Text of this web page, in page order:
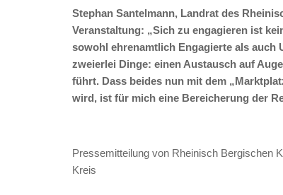
Stephan Santelmann, Landrat des
Veranstaltung: „Sich zu engagieren ist
sowohl ehrenamtlich Engagierte als auch
zweierlei Dinge: einen Austausch auf
führt. Dass beides nun mit dem
wird, ist für mich eine Bereicherung der
Pressemitteilung von Rheinisch Bergischen
Kreis